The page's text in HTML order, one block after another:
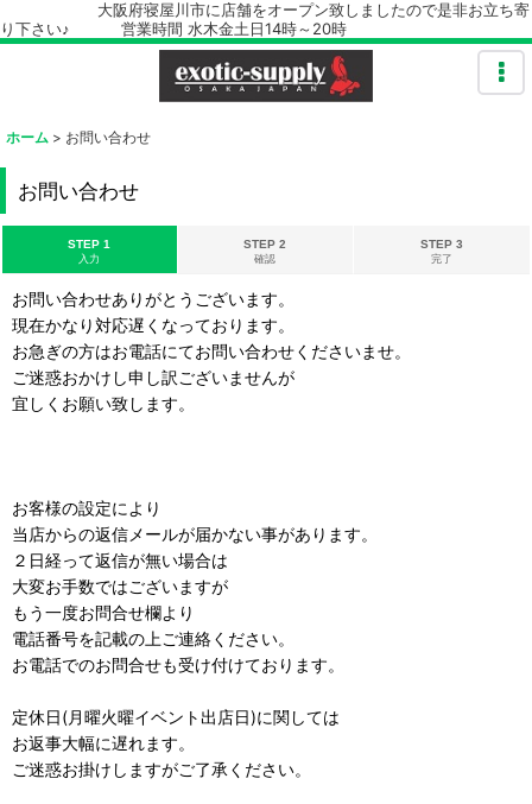
大阪府寝屋川市に店舗をオープン致しましたので是非お立ち寄
り下さい♪ 営業時間 水木金土日14時～20時
ホーム > お問い合わせ
お問い合わせ
STEP 1
入力
STEP 2
確認
STEP 3
完了
お問い合わせありがとうございます。
現在かなり対応遅くなっております。
お急ぎの方はお電話にてお問い合わせくださいませ。
ご迷惑おかけし申し訳ございませんが
宜しくお願い致します。
お客様の設定により
当店からの返信メールが届かない事があります。
２日経って返信が無い場合は
大変お手数ではございますが
もう一度お問合せ欄より
電話番号を記載の上ご連絡ください。
お電話でのお問合せも受け付けております。
定休日(月曜火曜イベント出店日)に関しては
お返事大幅に遅れます。
ご迷惑お掛けしますがご了承ください。